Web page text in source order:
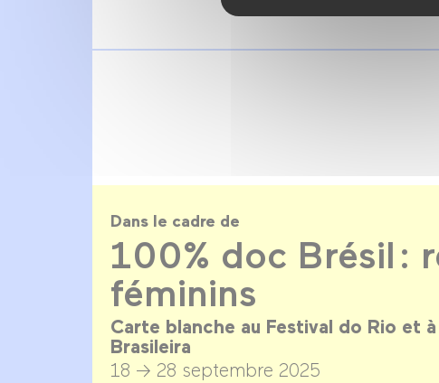
Dans le cadre de
100% doc Brésil :
féminins
Carte blanche au Festival do Rio et
Brasileira
18 → 28 septembre 2025